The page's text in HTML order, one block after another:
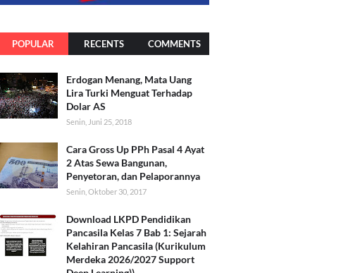
POPULAR RECENTS COMMENTS
Erdogan Menang, Mata Uang
Lira Turki Menguat Terhadap
Dolar AS
Senin, Juni 25, 2018
Cara Gross Up PPh Pasal 4 Ayat
2 Atas Sewa Bangunan,
Penyetoran, dan Pelaporannya
Senin, Oktober 30, 2017
Download LKPD Pendidikan
Pancasila Kelas 7 Bab 1: Sejarah
Kelahiran Pancasila (Kurikulum
Merdeka 2026/2027 Support